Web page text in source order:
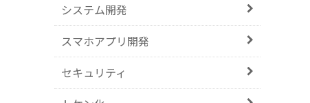
システム開発
スマホアプリ開発
セキュリティ